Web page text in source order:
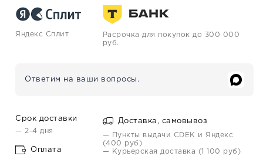
Яндекс Сплит
Расрочка для покупок до 300 000
руб.
Ответим на ваши вопросы.
Срок доставки
— 2-4 дня
Оплата
Доставка, самовывоз
— Пункты выдачи CDEK и Яндекс
(400 руб)
— Курьерская доставка (1 100 руб)